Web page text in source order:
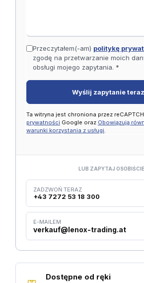
Przeczytałem(-am) politykę
zgodę na przetwarzanie moich
obsługi mojego zapytania. *
Wyślij zapytanie teraz
Ta witryna jest chroniona przez
prywatności Google oraz Obowiązują
warunki korzystania z usługi.
LUB ZAPYTAJ OSOBIŚCIE
ZADZWOŃ TERAZ
+43 7272 53 18 300
E-MAILEM
verkauf@lenox-trading.at
Dostępne od ręki